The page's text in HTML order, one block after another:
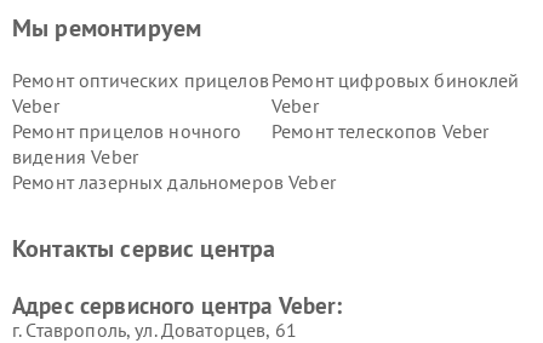
Мы ремонтируем
Ремонт оптических прицелов
Veber
Ремонт цифровых биноклей
Veber
Ремонт прицелов ночного
видения Veber
Ремонт телескопов Veber
Ремонт лазерных дальномеров Veber
Контакты сервис центра
Адрес сервисного центра Veber:
г. Ставрополь, ул. Доваторцев, 61